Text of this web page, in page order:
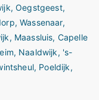
,Oegstgeest,
,Wassenaar,
, Maassluis, Capelle
, Naaldwijk, 's-
, Poeldijk,